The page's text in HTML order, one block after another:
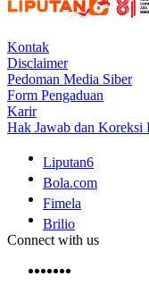
Kontak
Disclaimer
Pedoman Media Siber
Form Pengaduan
Karir
Hak Jawab dan Koreksi
Liputan6
Bola.com
Fimela
Brilio
Connect with us